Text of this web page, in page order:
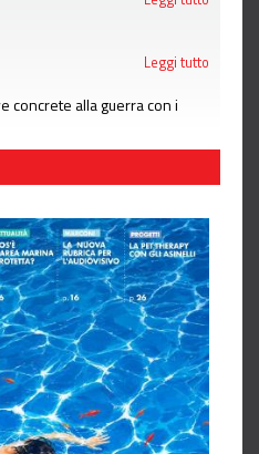
Leggi tutto
concrete alla guerra con i
Leggi tutto